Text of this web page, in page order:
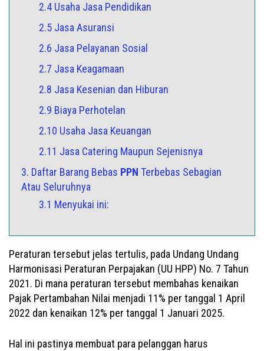
2.4 Usaha Jasa Pendidikan
2.5 Jasa Asuransi
2.6 Jasa Pelayanan Sosial
2.7 Jasa Keagamaan
2.8 Jasa Kesenian dan Hiburan
2.9 Biaya Perhotelan
2.10 Usaha Jasa Keuangan
2.11 Jasa Catering Maupun Sejenisnya
3. Daftar Barang Bebas PPN Terbebas Sebagian
Atau Seluruhnya
3.1 Menyukai ini:
Peraturan tersebut jelas tertulis, pada Undang Undang
Harmonisasi Peraturan Perpajakan (UU HPP) No. 7 Tahun
2021. Di mana peraturan tersebut membahas kenaikan
Pajak Pertambahan Nilai menjadi 11% per tanggal 1 April
2022 dan kenaikan 12% per tanggal 1 Januari 2025.
Hal ini pastinya membuat para pelanggan harus